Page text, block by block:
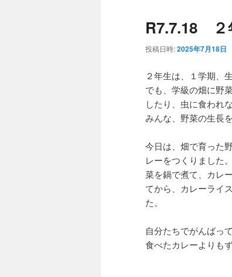
R7.7.18
投稿日時:2025年7月18日
２年生は、１学期、
でも、学級の畑に野
したり、虫に食われ
みんな、野菜の生長
今日は、畑で育った
レーをつくりました
菜を鍋で煮て、カレ
てから、カレーライ
た。
自分たちでがんばっ
食べたカレーよりも